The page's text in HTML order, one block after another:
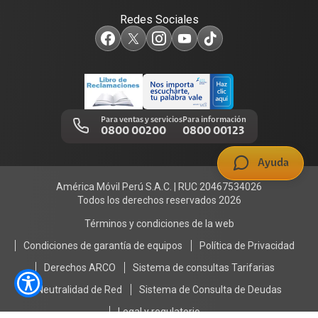
Ayuda
Test de velocidad de internet
Comprobantes electrónicos
Llamada por llamada
Adquirientes iPhone 6, 6S y SE
Mensaje de Seguridad
Trabaja en Claro
Trabajos de mantenimiento
Redes Sociales
Para ventas y servicios
0800 00200
Para información
0800 00123
América Móvil Perú S.A.C. | RUC 20467534026
Todos los derechos reservados 2026
Términos y condiciones de la web
Condiciones de garantía de equipos
Política de Privacidad
Derechos ARCO
Sistema de consultas Tarifarias
Neutralidad de Red
Sistema de Consulta de Deudas
Legal y regulatorio